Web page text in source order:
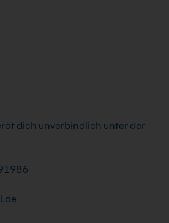
dich unverbindlich unter der